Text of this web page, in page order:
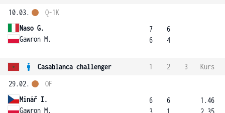
10.03.
Naso G.
Gawron M.
Q-1K
7
6
6
4
Casablanca challenger 1 2 3
Kurs
29.02.
Minář I.
Gawron M.
OF
6
3
6
1
1.46
2.35